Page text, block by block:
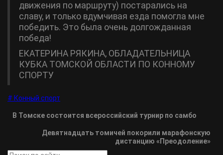
движения по маршруту) постарались на
славу, и только вдумчивая езда помогла мне
победить. Это была очень долгожданная
победа!
ЕКАТЕРИНА РЯКИНА, ОБЛАДАТЕЛЬНИЦА
КУБКА ТОМСКОЙ ОБЛАСТИ ПО КОННОМУ
СПОРТУ
# Конный спорт
В Томске состоится всероссийский турнир по самбо
Девятнадцать томичей покорили марафонскую
дистанцию «Преодоление»